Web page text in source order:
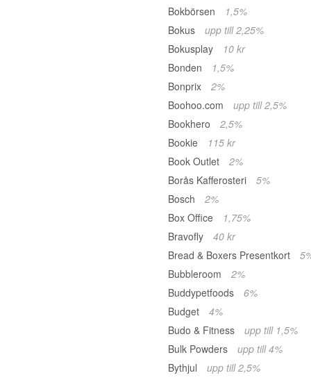
Bokbörsen
1,5%
Bokus
upp till 2,25%
Bokusplay
10 kr
Bonden
1,5%
Bonprix
2%
Boohoo.com
upp till 2,5%
Bookhero
2,5%
Bookie
115 kr
Book Outlet
2%
Borås Kafferosteri
5%
Bosch
2%
Box Office
1,75%
Bravofly
40 kr
Bread & Boxers Presentkort
Bubbleroom
2%
Buddypetfoods
6%
Budget
4%
Budo & Fitness
upp till 1,5%
Bulk Powders
upp till 4%
Bythjul
upp till 2,5%